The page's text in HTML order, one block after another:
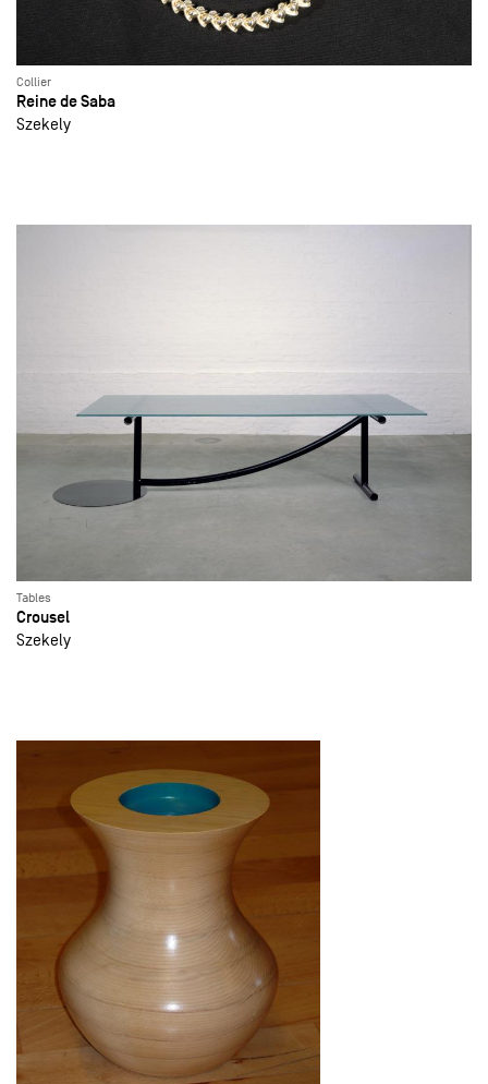
Collier
Reine de Saba
Szekely
Tables
Crousel
Szekely